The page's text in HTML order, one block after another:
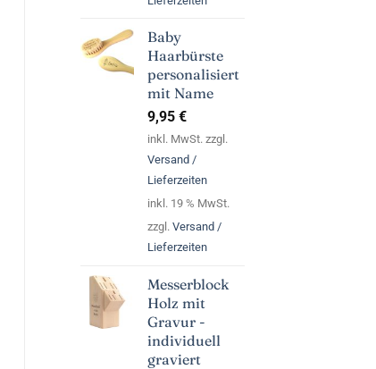
Baby
Haarbürste
personalisiert
mit Name
9,95 €
inkl. MwSt. zzgl.
Versand /
Lieferzeiten
inkl. 19 % MwSt.
zzgl. Versand /
Lieferzeiten
Messerblock
Holz mit
Gravur -
individuell
graviert